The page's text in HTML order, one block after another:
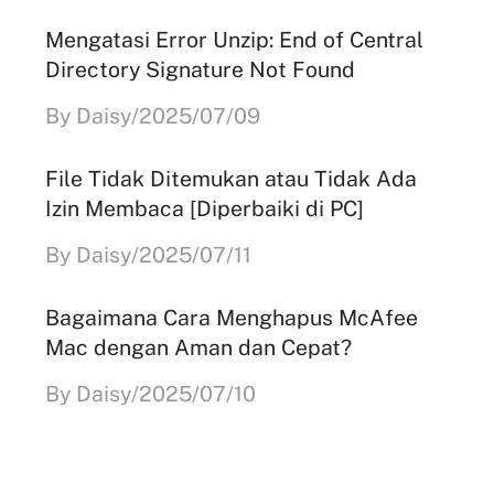
Mengatasi Error Unzip: End of Central
Directory Signature Not Found
By Daisy/2025/07/09
File Tidak Ditemukan atau Tidak Ada
Izin Membaca [Diperbaiki di PC]
By Daisy/2025/07/11
Bagaimana Cara Menghapus McAfee
Mac dengan Aman dan Cepat?
By Daisy/2025/07/10